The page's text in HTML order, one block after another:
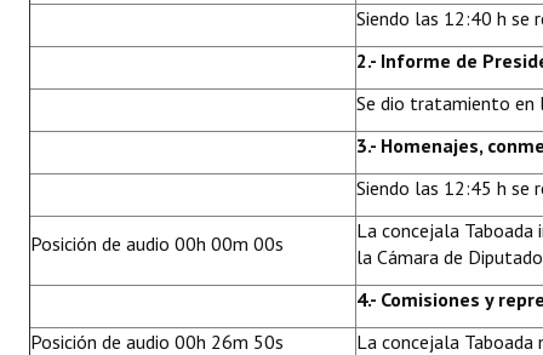
Siendo las 12:40 h se
2.- Informe de
Se dio tratamiento en
3.- Homenajes,
Siendo las 12:45 h se
Posición de audio 00h 00m 00s
La concejala
la Cámara de
4.- Comisiones y
Posición de audio 00h 26m 50s
La concejala Taboada